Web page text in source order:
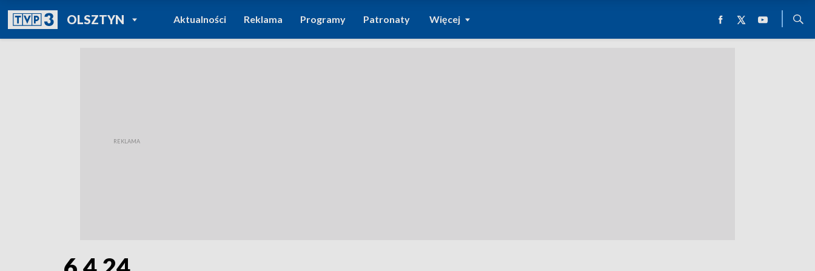
OLSZTYNPOWRÓT DO
TVP REGIONY
Aktualności Reklama Programy Patronaty Więcej